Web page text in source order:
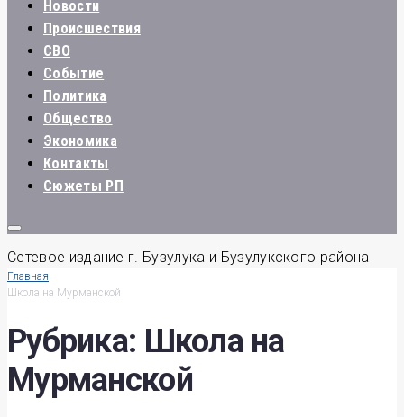
Новости
Происшествия
СВО
Событие
Политика
Общество
Экономика
Контакты
Сюжеты РП
Сетевое издание г. Бузулука и Бузулукского района
Главная
Школа на Мурманской
Рубрика: Школа на
Мурманской